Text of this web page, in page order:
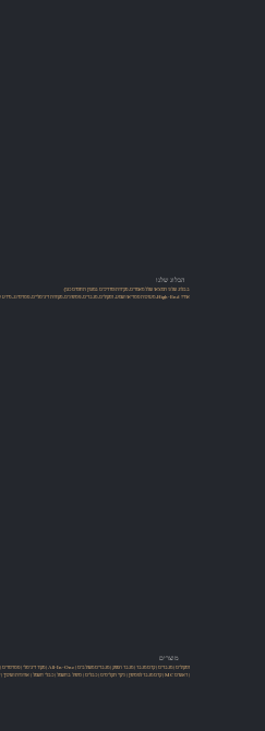
הבלוג שלנו
בבלוג שלנו תמצאו שלל מאמרים, סקירות ומדריכים במגוון תחומים כגון:
אודיו High-End, מערכות סטריאו ושמע, רמקולים, מגברים, פטיפונים, מקורות דיגיטליים, סטרימינג, מידע על מותגי אודיו מדריכים מקצועיים למתחילים ומתקדמים ועוד.
מוצרים
רמקולים|מגברים|קדם מגבר|מגבר הספק|מגברים משולבים|
All-In-One
|מקור דיגיטלי|סטרימרים
| ראשים MC |
קדם מגבר לפטיפון|ניקוי תקליטים|כבלים|טיפול בחשמל|כבלי חשמל|ארוניות ושיכוך|